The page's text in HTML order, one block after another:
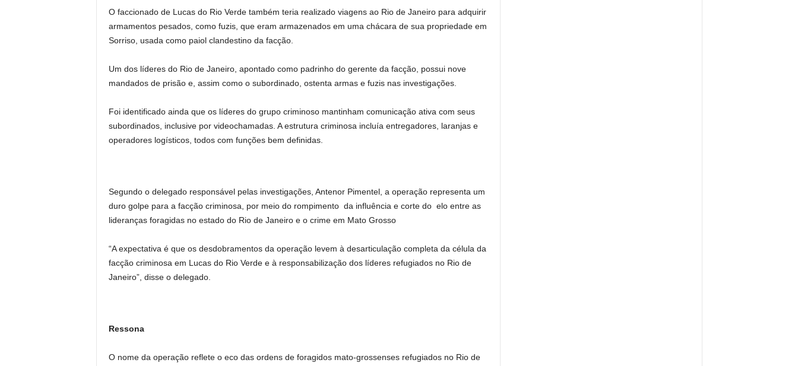
O faccionado de Lucas do Rio Verde também teria realizado viagens ao Rio de Janeiro para adquirir
armamentos pesados, como fuzis, que eram armazenados em uma chácara de sua propriedade em
Sorriso, usada como paiol clandestino da facção.
Um dos líderes do Rio de Janeiro, apontado como padrinho do gerente da facção, possui nove
mandados de prisão e, assim como o subordinado, ostenta armas e fuzis nas investigações.
Foi identificado ainda que os líderes do grupo criminoso mantinham comunicação ativa com seus
subordinados, inclusive por videochamadas. A estrutura criminosa incluía entregadores, laranjas e
operadores logísticos, todos com funções bem definidas.
Segundo o delegado responsável pelas investigações, Antenor Pimentel, a operação representa um
duro golpe para a facção criminosa, por meio do rompimento da influência e corte do elo entre as
lideranças foragidas no estado do Rio de Janeiro e o crime em Mato Grosso
“A expectativa é que os desdobramentos da operação levem à desarticulação completa da célula da
facção criminosa em Lucas do Rio Verde e à responsabilização dos líderes refugiados no Rio de
Janeiro”, disse o delegado.
Ressona
O nome da operação reflete o eco das ordens de foragidos mato-grossenses refugiados no Rio de